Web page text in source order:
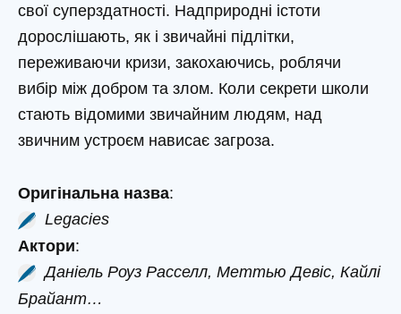
свої суперздатності. Надприродні істоти
дорослішають, як і звичайні підлітки,
переживаючи кризи, закохаючись, роблячи
вибір між добром та злом. Коли секрети школи
стають відомими звичайним людям, над
звичним устроєм нависає загроза.
Оригінальна назва:
Legacies
Актори:
Даніель Роуз Расселл, Меттью Девіс, Кайлі
Брайант…